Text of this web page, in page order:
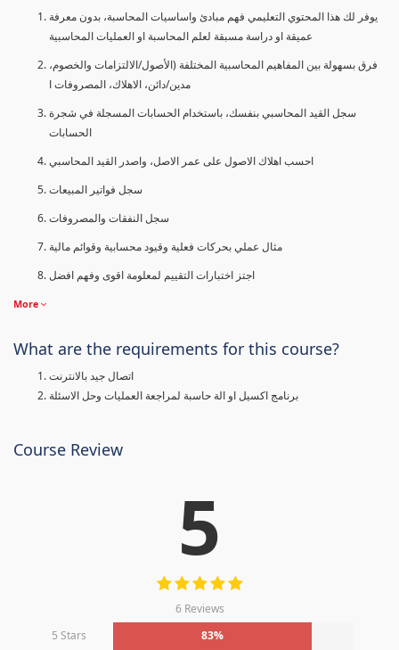
يوفر لك هذا المحتوي التعليمي فهم مبادئ واساسيات المحاسبة، بدون معرفة
عميقة او دراسة مسبقة لعلم المحاسبة او العمليات المحاسبية
فرق بسهولة بين المفاهيم المحاسبية المختلفة (الأصول/الالتزامات والخصوم،
مدين/دائن، الاهلاك، المصروفات ا
سجل القيد المحاسبي بنفسك، باستخدام الحسابات المسجلة في شجرة
الحسابات
احسب اهلاك الاصول على عمر الاصل، واصدر القيد المحاسبي
سجل فواتير المبيعات
سجل النفقات والمصروفات
مثال عملي بحركات فعلية وقيود محسابية وقوائم مالية
اجتز اختبارات التقييم لمعلومة اقوى وفهم افضل
More
What are the requirements for this course?
اتصال جيد بالانترنت
برنامج اكسيل او الة حاسبة لمراجعة العمليات وحل الاسئلة
Course Review
5
6 Reviews
5 Stars
83%